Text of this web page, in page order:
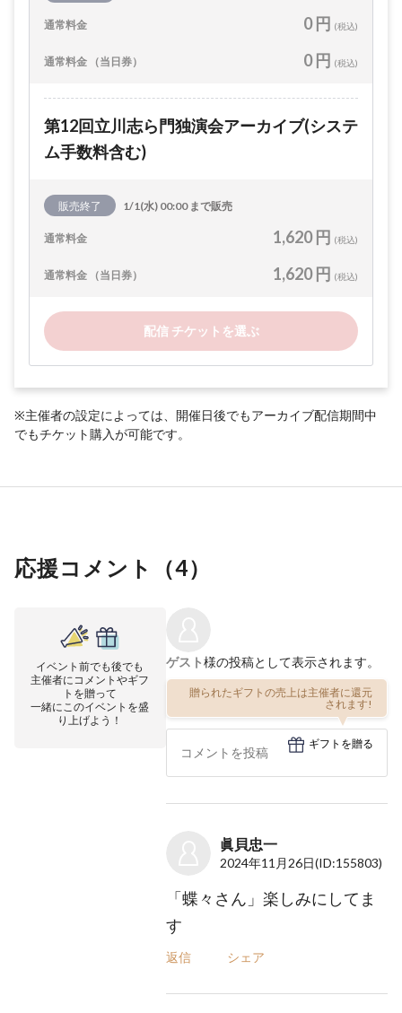
通常料金 0 円 (税込)
通常料金 （当日券） 0 円 (税込)
第12回立川志ら門独演会アーカイブ(システ
ム手数料含む)
販売終了 1/1(水) 00:00 まで販売
通常料金 1,620 円 (税込)
通常料金 （当日券） 1,620 円 (税込)
配信 チケットを選ぶ
※主催者の設定によっては、開催日後でもアーカイブ配信期間中
でもチケット購入が可能です。
応援コメント（4）
イベント前でも後でも
主催者にコメントやギフ
トを贈って
一緒にこのイベントを盛
り上げよう！
ゲスト様の投稿として表示されます。
贈られたギフトの売上は主催者に還元
されます!
ギフトを贈る
眞貝忠一
2024年11月26日(ID:155803)
「蝶々さん」楽しみにしてま
す
返信 シェア